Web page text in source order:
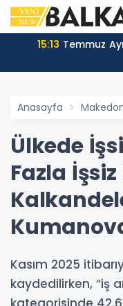
15:13 Temmuz
Anasayfa
Ülkede
Fazla
Kasım 2025
kaydedilirken, “iş